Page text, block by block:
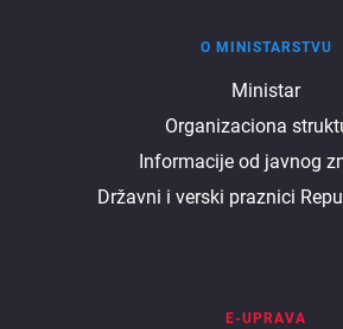
ministarstvu
O MINISTARSTVU
Ministar
Organizaciona
Informacije od javnog
Državni i verski praznici
E-UPRAVA